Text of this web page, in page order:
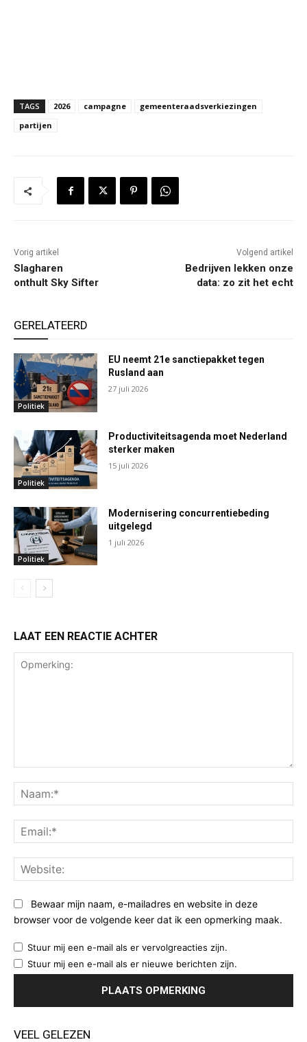
TAGS 2026 campagne
gemeenteraadsverkiezingen
partijen
Vorig artikel
Slagharen
onthult Sky Sifter
Volgend artikel
Bedrijven lekken onze
data: zo zit het echt
GERELATEERD
Politiek
EU neemt 21e sanctiepakket tegen
Rusland aan
27 juli 2026
Politiek
Productiviteitsagenda moet Nederland
sterker maken
15 juli 2026
Politiek
Modernisering concurrentiebeding
uitgelegd
1 juli 2026
LAAT EEN REACTIE ACHTER
Bewaar mijn naam, e-mailadres en website in deze
browser voor de volgende keer dat ik een opmerking maak.
Stuur mij een e-mail als er vervolgreacties zijn.
Stuur mij een e-mail als er nieuwe berichten zijn.
VEEL GELEZEN